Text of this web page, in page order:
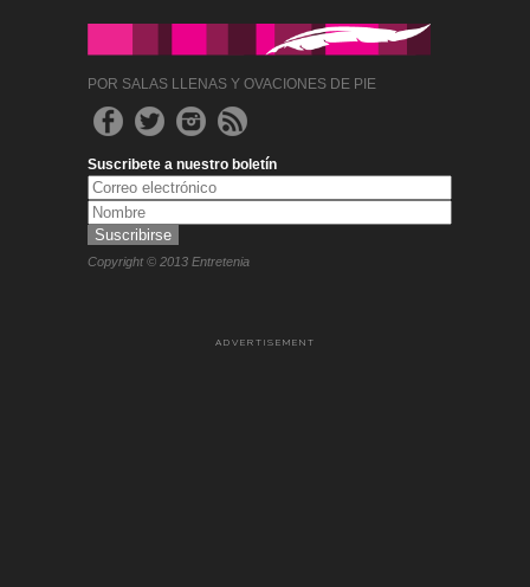
POR SALAS LLENAS Y OVACIONES DE PIE
Suscribete a nuestro boletín
Copyright © 2013 Entretenia
ADVERTISEMENT